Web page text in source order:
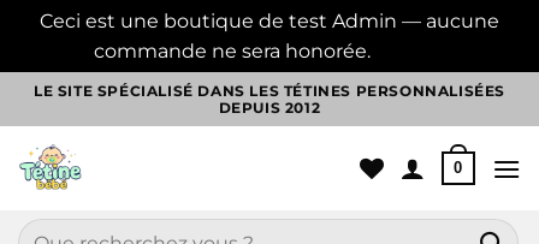
Ceci est une boutique de test Admin — aucune
commande ne sera honorée.
Passer
contenu
LE SITE SPÉCIALISÉ DANS LES TÉTINES PERSONNALISÉES
DEPUIS 2012
0
Recherche